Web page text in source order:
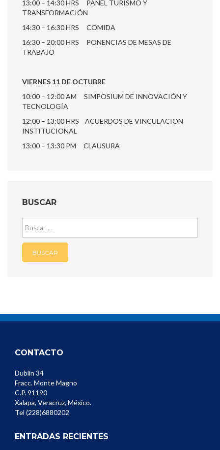
13:00 – 14:30 HRS PANEL TURISMO Y
TRANSFORMACIÓN
14:30 – 16:30 HRS COMIDA
16:30 – 20:00 HRS PONENCIAS DE MESAS DE
TRABAJO
VIERNES 11 DE OCTUBRE
10:00 – 12:00 AM SIMPOSIUM DE INNOVACIÓN Y
TECNOLOGÍA
12:00 – 13:00 HRS ACUERDOS DE VINCULACION
INSTITUCIONAL
13:00 – 13:30 PM CLAUSURA
BUSCAR
CONTACTO
Dublín 34
Fracc. Monte Magno
C.P. 91190
Xalapa, Veracruz, México.
Tel (228)6880202
ENTRADAS RECIENTES